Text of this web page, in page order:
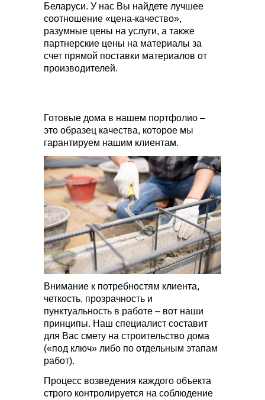
Беларуси. У нас Вы найдете лучшее
соотношение «цена-качество»,
разумные цены на услуги, а также
партнерские цены на материалы за
счет прямой поставки материалов от
производителей.
Готовые дома в нашем портфолио –
это образец качества, которое мы
гарантируем нашим клиентам.
Внимание к потребностям клиента,
четкость, прозрачность и
пунктуальность в работе – вот наши
принципы. Наш специалист составит
для Вас смету на строительство дома
(«под ключ» либо по отдельным этапам
работ).
Процесс возведения каждого объекта
строго контролируется на соблюдение